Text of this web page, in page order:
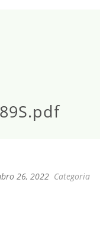
26, 2022 Categoria